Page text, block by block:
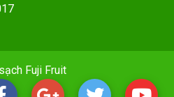
Fuji Fruit